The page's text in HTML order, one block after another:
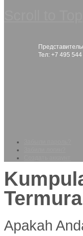
Тел: +7 495
Apakah